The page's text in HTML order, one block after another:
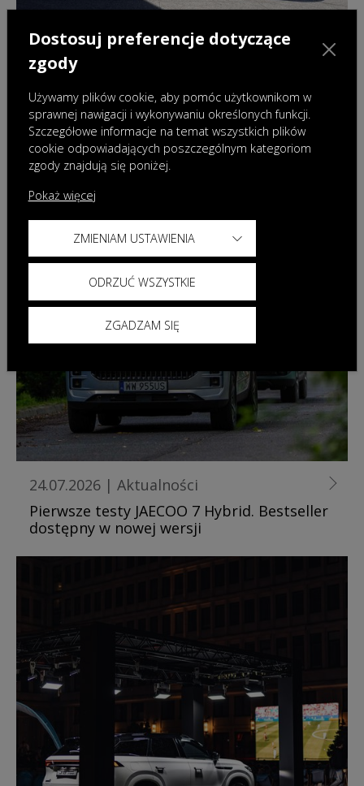
28.07.2026 |Aktualności
Nowa OMODA 9 Super Hybrid Exclusive
odsłonie
24.07.2026 | Aktualności
Pierwsze testy JAECOO 7 Hybrid. Bestseller
dostępny w nowej wersji
Dostosuj preferencje dotyczące
zgody
Używamy plików cookie, aby pomóc użytkownikom w
sprawnej nawigacji i wykonywaniu określonych funkcji.
Szczegółowe informacje na temat wszystkich plików
cookie odpowiadających poszczególnym kategoriom
zgody znajdują się poniżej.
Pokaż więcej
ZMIENIAM USTAWIENIA
ODRZUĆ WSZYSTKIE
ZGADZAM SIĘ